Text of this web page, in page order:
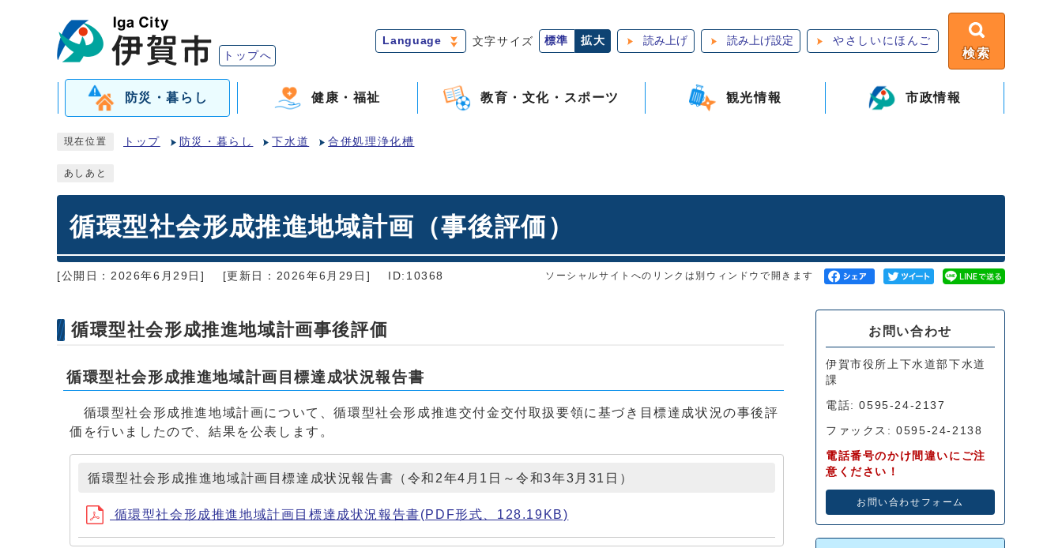
トップへ
Language 文字サイズ 標準 拡大 読み上げ 読み上げ設定 やさしいにほんご
検索
防災・暮らし 健康・福祉 教育・文化・スポーツ 観光情報 市政情報
現在位置 トップ 防災・暮らし 下水道 合併処理浄化槽
あしあと
循環型社会形成推進地域計画（事後評価）
[公開日：2026年6月29日] [更新日：2026年6月29日] ID:10368 ソーシャルサイトへのリンクは別ウィンドウで開きます
循環型社会形成推進地域計画事後評価
循環型社会形成推進地域計画目標達成状況報告書
循環型社会形成推進地域計画について、循環型社会形成推進交付金交付取扱要領に基づき目標達成状況の事後評
価を行いましたので、結果を公表します。
循環型社会形成推進地域計画目標達成状況報告書（令和2年4月1日～令和3年3月31日）
循環型社会形成推進地域計画目標達成状況報告書(PDF形式、128.19KB)
お問い合わせ
伊賀市役所上下水道部下水道
課
電話: 0595-24-2137
ファックス: 0595-24-2138
電話番号のかけ間違いにご注
意ください！
お問い合わせフォーム